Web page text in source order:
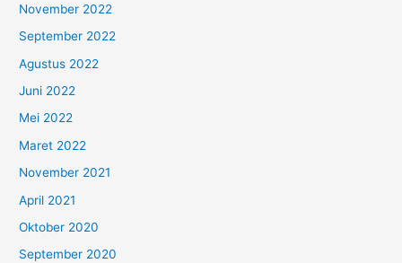
November 2022
September 2022
Agustus 2022
Juni 2022
Mei 2022
Maret 2022
November 2021
April 2021
Oktober 2020
September 2020